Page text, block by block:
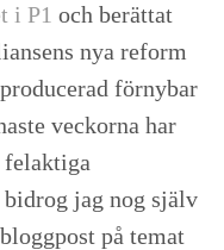
i P1 och berättat
nya reform
förnybar
veckorna har
felaktiga
bidrog jag nog själv
på temat